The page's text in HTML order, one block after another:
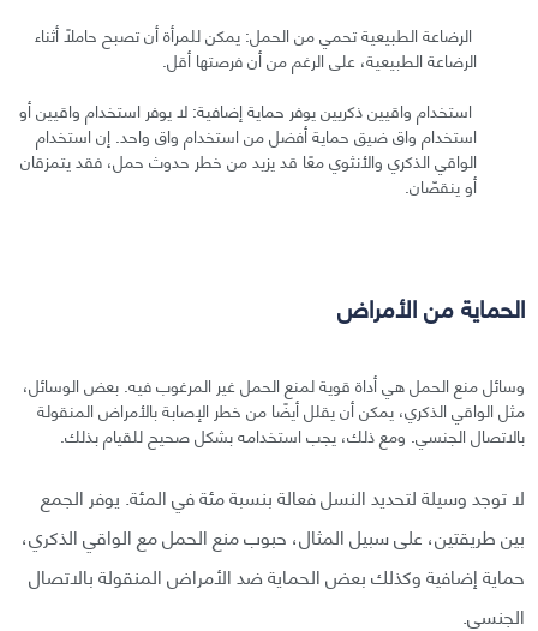
الرضاعة الطبيعية تحمي من الحمل: يمكن للمرأة أن تصبح حاملًا أثناء
الرضاعة الطبيعية، على الرغم من أن فرصتها أقل.
استخدام واقيين ذكريين يوفر حماية إضافية: لا يوفر استخدام واقيين أو
استخدام واق ضيق حماية أفضل من استخدام واق واحد. إن استخدام
الواقي الذكري والأنثوي معًا قد يزيد من خطر حدوث حمل، فقد يتمزقان
أو ينقصّان.
الحماية من الأمراض
وسائل منع الحمل هي أداة قوية لمنع الحمل غير المرغوب فيه. بعض الوسائل،
مثل الواقي الذكري، يمكن أن يقلل أيضًا من خطر الإصابة بالأمراض المنقولة
بالاتصال الجنسي. ومع ذلك، يجب استخدامه بشكل صحيح للقيام بذلك.
لا توجد وسيلة لتحديد النسل فعالة بنسبة مئة في المئة. يوفر الجمع
بين طريقتين، على سبيل المثال، حبوب منع الحمل مع الواقي الذكري،
حماية إضافية وكذلك بعض الحماية ضد الأمراض المنقولة بالاتصال
الجنسي.